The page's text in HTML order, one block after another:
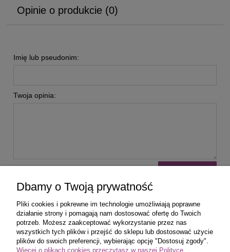
Opinie o produkcie (0)
Imię lub pseudonim:
Twoja opinia:
Zakupy
Dbamy o Twoją prywatność
Pliki cookies i pokrewne im technologie umożliwiają poprawne
działanie strony i pomagają nam dostosować ofertę do Twoich
potrzeb. Możesz zaakceptować wykorzystanie przez nas
wszystkich tych plików i przejść do sklepu lub dostosować użycie
plików do swoich preferencji, wybierając opcję "Dostosuj zgody".
Więcej o plikach cookies przeczytasz w naszej Polityce